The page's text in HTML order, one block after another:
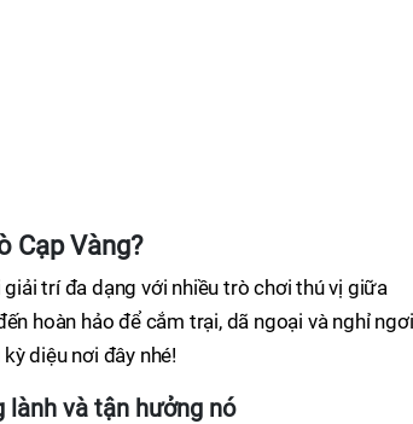
Cạp Vàng?
trí đa dạng với nhiều trò chơi thú vị giữa
hoàn hảo để cắm trại, dã ngoại và nghỉ ngơi
diệu nơi đây nhé!
lành và tận hưởng nó